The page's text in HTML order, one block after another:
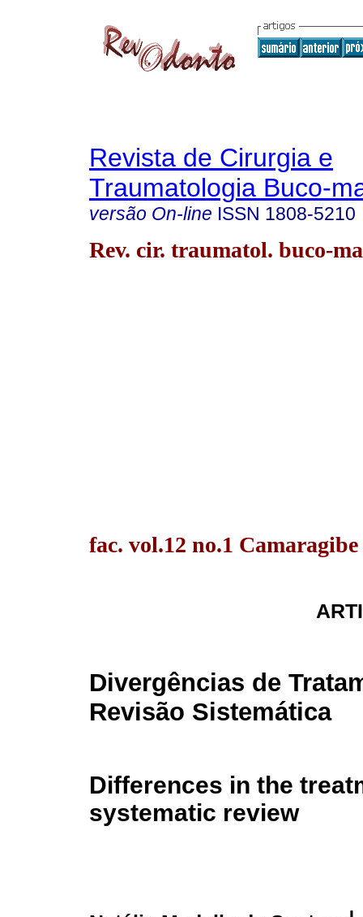
Revista de Cirurgia e
Traumatologia Buco-
versão On-line ISSN 1808-5210
Rev. cir. traumatol. buco-
fac. vol.12 no.1
Divergências de
Revisão Sistemática
Differences in the
systematic review